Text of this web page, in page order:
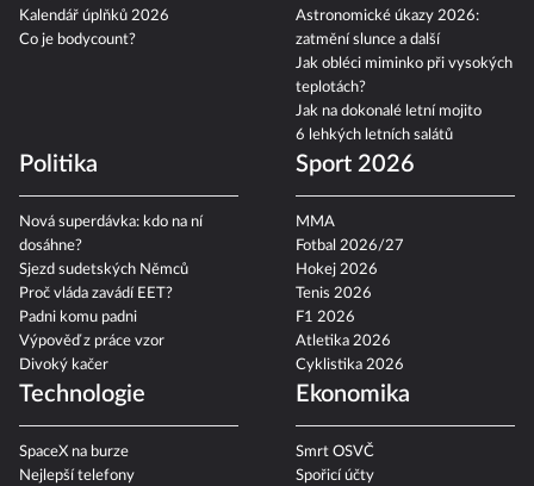
Kalendář úplňků 2026
Co je bodycount?
Astronomické úkazy 2026:
zatmění slunce a další
Jak obléci miminko při vysokých
teplotách?
Jak na dokonalé letní mojito
6 lehkých letních salátů
Politika
Nová superdávka: kdo na ní
dosáhne?
Sjezd sudetských Němců
Proč vláda zavádí EET?
Padni komu padni
Výpověď z práce vzor
Divoký kačer
Sport 2026
MMA
Fotbal 2026/27
Hokej 2026
Tenis 2026
F1 2026
Atletika 2026
Cyklistika 2026
Technologie
SpaceX na burze
Nejlepší telefony
Ekonomika
Smrt OSVČ
Spořicí účty